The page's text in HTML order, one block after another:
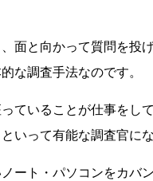
面と向かって質問を投
な調査手法なのです。
ていることが仕事をし
いって有能な調査官に
ート・パソコンをカバ